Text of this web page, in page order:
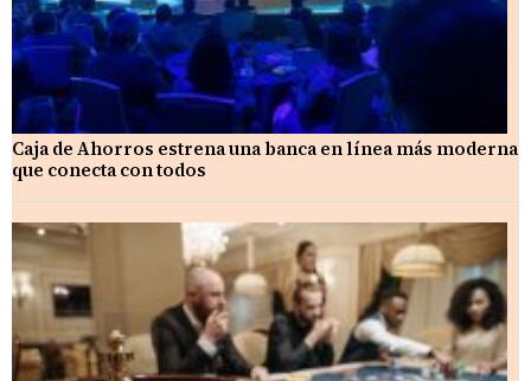
Caja de Ahorros estrena una banca en línea más moderna
que conecta con todos